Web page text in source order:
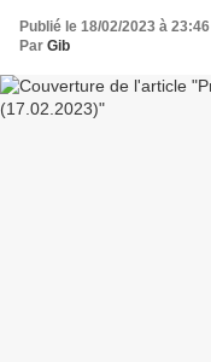
Publié le 18/02/2023 à 23:46
Par Gib